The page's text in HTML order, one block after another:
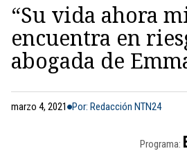
“Su vida ahora
encuentra en
abogada de
marzo 4, 2021 Por: Redacción NTN24
Programa: